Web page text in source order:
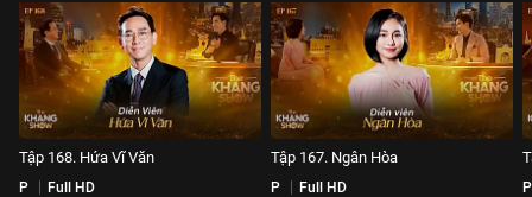
Tập 168. Hứa Vĩ Văn
P Full HD
Tập 167. Ngân Hòa
P Full HD P